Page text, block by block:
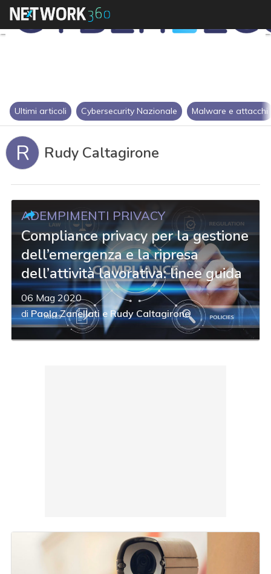
Ultimi articoli Cybersecurity Nazionale Malware e attacchi
R Rudy Caltagirone
ADEMPIMENTI PRIVACY
Compliance privacy per la gestione
dell’emergenza e la ripresa
dell’attività lavorativa: linee guida
06 Mag 2020
di Paola Zanellati e Rudy Caltagirone